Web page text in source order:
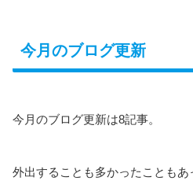
今月のブログ更新
今月のブログ更新は8記事。
外出することも多かったことも